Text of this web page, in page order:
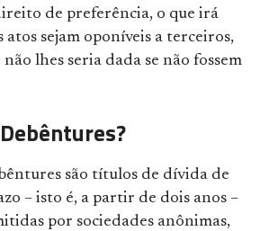
de preferência, o que irá
atos sejam oponíveis a terceiros,
lhes seria dada se não fossem
são títulos de dívida de
– isto é, a partir de dois anos –
por sociedades anônimas,